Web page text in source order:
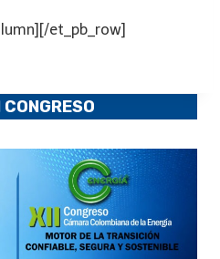
et_pb_row]